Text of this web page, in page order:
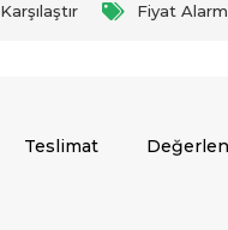
Karşılaştır Fiyat
Teslimat